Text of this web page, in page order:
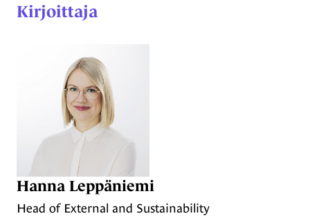
Kirjoittaja
Hanna Leppäniemi
Head of External and Sustainability